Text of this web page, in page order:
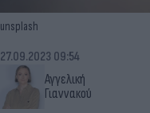
unsplash
Αγγελική
Γιαννακού
27.09.2023 09:54